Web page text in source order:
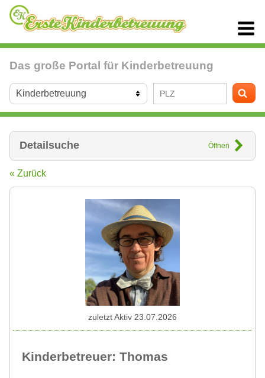
Das große Portal für Kinderbetreuung
Detailsuche Öffnen
« Zurück
Kinderbetreuer: Thomas
zuletzt Aktiv 23.07.2026